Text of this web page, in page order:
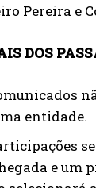
Pereira e
DOS
entidade.
e um